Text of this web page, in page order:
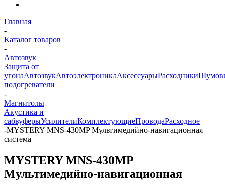
Главная
-
Каталог товаров
-
Автозвук
Защита от
угонаАвтозвукАвтоэлектроникаАксессуарыРасходники
подогреватели
-
Магнитолы
Акустика и
сабвуферыУсилителиКомплектующиеПроводаРасходное
-MYSTERY MNS-430MP Мультимедийно-навигационная
система
MYSTERY MNS-430MP
Мультимедийно-навигационная